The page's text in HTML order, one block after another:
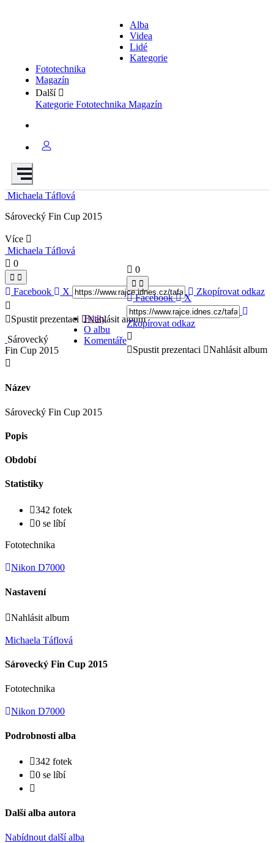
Alba
Videa
Lidé
Kategorie
Fototechnika
Magazín
Další
Kategorie Fototechnika Magazín
Michaela Táflová
Sárovecký Fin Cup 2015
Více
Michaela Táflová
0
Facebook X Zkopírovat odkaz
Spustit prezentaci
Nahlásit album
Sárovecký
Fin Cup 2015
Fotky
O albu
Komentáře
0
Facebook X
Zkopírovat odkaz
Spustit prezentaci Nahlásit album
Název
Sárovecký Fin Cup 2015
Popis
Období
Statistiky
342 fotek
0 se líbí
Fototechnika
Nikon D7000
Nastavení
Nahlásit album
Michaela Táflová
Sárovecký Fin Cup 2015
Fototechnika
Nikon D7000
Podrobnosti alba
342 fotek
0 se líbí
Další alba autora
Nabídnout další alba